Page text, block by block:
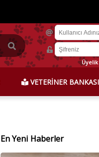
Üyelik
VETERİNER BANKASI
En Yeni Haberler